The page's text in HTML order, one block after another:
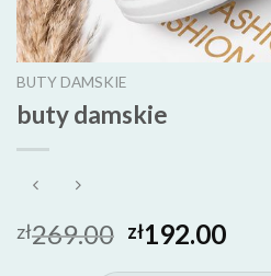
BUTY DAMSKIE
buty damskie
zł269.00 zł192.00